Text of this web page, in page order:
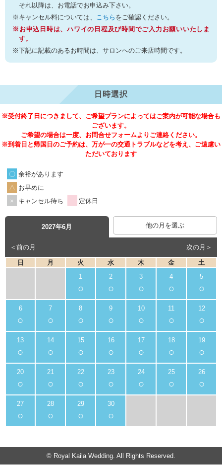
それ以降は、お電話でお申込み下さい。
※キャンセル料については、 こちら をご確認ください。
※お申込日時は、ハワイの日程及び時間でご入力お願いいたしま
す。
※下記に記載のあるお時間は、サロンへのご来店時間です。
日時選択
※受付終了日につきまして、ご希望プランによってはご案内が可能な場合も
ございます。
ご希望の場合は一度、お問合せフォームよりご連絡ください。
※到着日と帰国日のご予約は、万が一の交通トラブルなどを考え、ご遠慮い
ただいております
余裕があります
お早めに
キャンセル待ち
定休日
2027年6月 他の月を選ぶ
＜前の月 次の月＞
日 月 火 水 木 金 土
○ ○ ○ ○ ○
○ ○ ○ ○ ○ ○ ○
○ ○ ○ ○ ○ ○ ○
○ ○ ○ ○ ○ ○ ○
○ ○ ○ ○
© Royal Kaila Wedding. All Rights Reserved.